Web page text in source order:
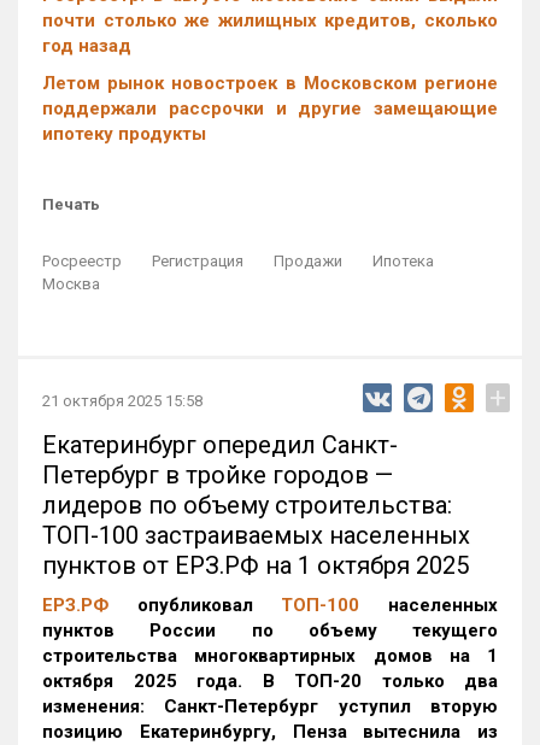
почти столько же жилищных кредитов, сколько
год назад
Летом рынок новостроек в Московском регионе
поддержали рассрочки и другие замещающие
ипотеку продукты
Печать
Росреестр Регистрация Продажи
Ипотека
Москва
21 октября 2025 15:58 +
Екатеринбург опередил Санкт-
Петербург в тройке городов —
лидеров по объему строительства:
ТОП-100 застраиваемых населенных
пунктов от ЕРЗ.РФ на 1 октября 2025
ЕРЗ.РФ опубликовал ТОП-100 населенных
пунктов России по объему текущего
строительства многоквартирных домов на 1
октября 2025 года. В ТОП-20 только два
изменения: Санкт-Петербург уступил вторую
позицию Екатеринбургу, Пенза вытеснила из